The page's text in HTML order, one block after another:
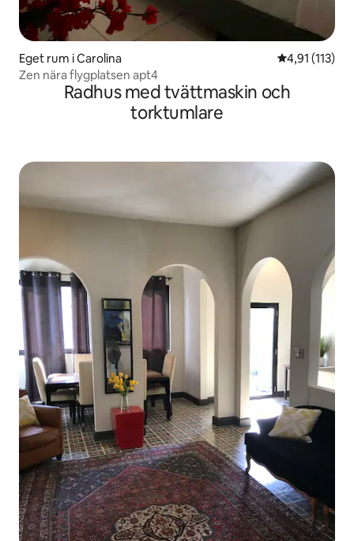
Eget rum i Carolina 4,91 av 5 i
4,91 (113)
Zen nära flygplatsen apt4
Radhus med tvättmaskin och
torktumlare